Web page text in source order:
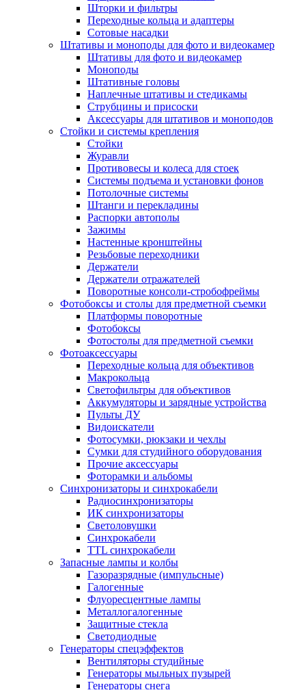
Шторки и фильтры
Переходные кольца и адаптеры
Сотовые насадки
Штативы и моноподы для фото и видеокамер
Штативы для фото и видеокамер
Моноподы
Штативные головы
Наплечные штативы и стедикамы
Струбцины и присоски
Аксессуары для штативов и моноподов
Стойки и системы крепления
Стойки
Журавли
Противовесы и колеса для стоек
Системы подъема и установки фонов
Потолочные системы
Штанги и перекладины
Распорки автополы
Зажимы
Настенные кронштейны
Резьбовые переходники
Держатели
Держатели отражателей
Поворотные консоли-стробофреймы
Фотобоксы и столы для предметной съемки
Платформы поворотные
Фотобоксы
Фотостолы для предметной съемки
Фотоаксессуары
Переходные кольца для объективов
Макрокольца
Светофильтры для объективов
Аккумуляторы и зарядные устройства
Пульты ДУ
Видоискатели
Фотосумки, рюкзаки и чехлы
Сумки для студийного оборудования
Прочие аксессуары
Фоторамки и альбомы
Синхронизаторы и синхрокабели
Радиосинхронизаторы
ИК синхронизаторы
Светоловушки
Синхрокабели
TTL синхрокабели
Запасные лампы и колбы
Газоразрядные (импульсные)
Галогенные
Флуоресцентные лампы
Металлогалогенные
Защитные стекла
Светодиодные
Генераторы спецэффектов
Вентиляторы студийные
Генераторы мыльных пузырей
Генераторы снега